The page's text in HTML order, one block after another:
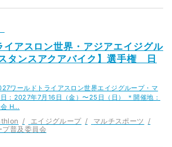
アスロン世界・アジアエイジグル
タンスアクアバイク】選手権 日
ワールドトライアスロン世界エイジグループ・マ
：2027年7月16日（金）〜25日（日） ＊開催地：
H…
エイジグループ
マルチスポーツ
プ普及委員会